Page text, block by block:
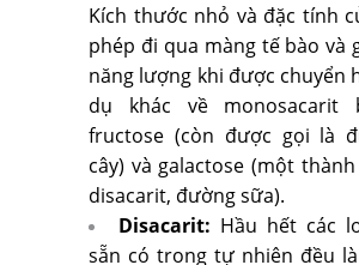
Kích thước nhỏ và đặc tính
phép đi qua màng tế bào và
năng lượng khi được chuyển
dụ khác về monosacarit
fructose (còn được gọi là
cây) và galactose (một
disacarit, đường sữa).
Disacarit: Hầu hết các
sẵn có trong tự nhiên đều